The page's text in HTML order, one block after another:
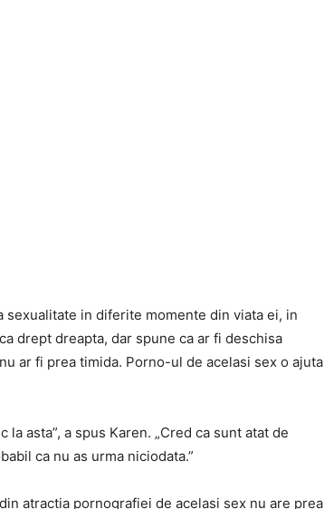
sexualitate in diferite momente din viata ei, in
drept dreapta, dar spune ca ar fi deschisa
ar fi prea timida. Porno-ul de acelasi sex o ajuta
asta”, a spus Karen. „Cred ca sunt atat de
ca nu as urma niciodata.”
atractia pornografiei de acelasi sex nu are prea